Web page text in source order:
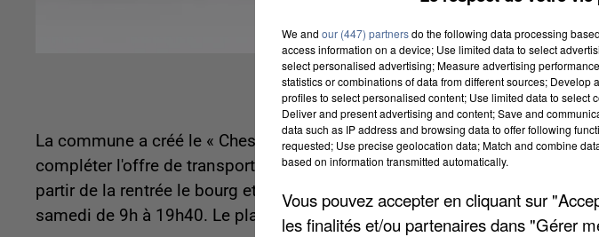
La commune a créé le « Chessylien », une navette de 9 places
compléter l'offre de transports existante et répondre aux besoins des
partir de la rentrée le bourg et le centre urbain. Ce sera les lundi et
samedi de 9h à 19h40. Le plan du parcours et la grille horaire seront mis
We and our (447) partnersdo the following data processing
access information on a device; Use limited data to select
select personalised advertising; Measure advertising
statistics or combinations of data from different sources;
profiles to select personalised content; Use limited data to select
Deliver and present advertising and content; Save and
data such as IP address and browsing data to offer following
requested; Use precise geolocation data; Match and combine
based on information transmitted automatically.
Vous pouvez accepter en cliquant sur
les finalités et/ou partenaires dans "Gérer